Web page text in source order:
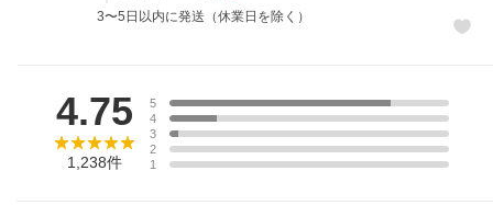
3〜5日以内に発送（休業日を除く）
4.75
1,238件
5
4
3
2
1